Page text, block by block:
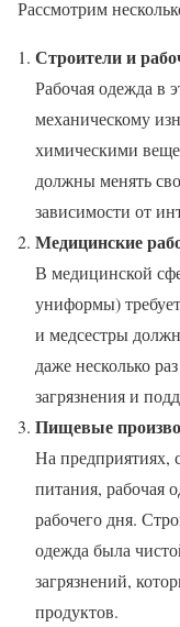
Рассмотрим
Строители и
Рабочая одежда в
механическому
химическими
должны менять
зависимости от
Медицинские
В медицинской
униформы)
и медсестры
даже несколько
загрязнения и
Пищевые
На предприятиях,
питания, рабочая
рабочего дня.
одежда была
загрязнений,
продуктов.